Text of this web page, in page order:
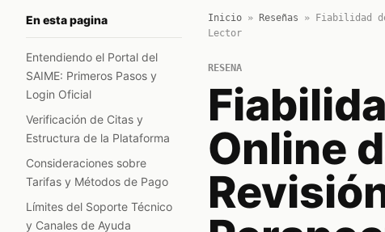
En esta pagina
Entendiendo el Portal del
SAIME: Primeros Pasos y
Login Oficial
Verificación de Citas y
Estructura de la Plataforma
Consideraciones sobre
Tarifas y Métodos de Pago
Límites del Soporte Técnico
y Canales de Ayuda
Inicio» Reseñas »
Fiabilidad
Lector
RESENA
Online